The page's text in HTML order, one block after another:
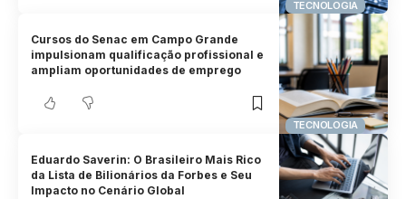
TECNOLOGIA
TECNOLOGIA
Cursos do Senac em Campo Grande
impulsionam qualificação profissional e
ampliam oportunidades de emprego
Eduardo Saverin: O Brasileiro Mais Rico
da Lista de Bilionários da Forbes e Seu
Impacto no Cenário Global